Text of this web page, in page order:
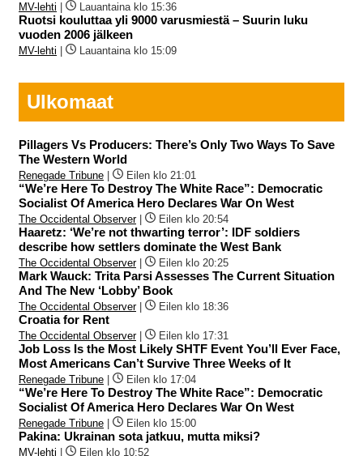
MV-lehti Lauantaina klo 15:36
Ruotsi kouluttaa yli 9000 varusmiestä – Suurin luku
vuoden 2006 jälkeen
MV-lehti Lauantaina klo 15:09
Ulkomaat
Pillagers Vs Producers: There’s Only Two Ways To Save
The Western World
Renegade Tribune Eilen klo 21:01
“We’re Here To Destroy The White Race”: Democratic
Socialist Of America Hero Declares War On West
The Occidental Observer| Eilen klo 20:54
Haaretz: ‘We’re not thwarting terror’: IDF soldiers
describe how settlers dominate the West Bank
The Occidental Observer| Eilen klo 20:25
Mark Wauck: Trita Parsi Assesses The Current Situation
And The New ‘Lobby’ Book
The Occidental Observer| Eilen klo 18:36
Croatia for Rent
The Occidental Observer| Eilen klo 17:31
Job Loss Is the Most Likely SHTF Event You’ll Ever Face,
Most Americans Can’t Survive Three Weeks of It
Renegade Tribune Eilen klo 17:04
“We’re Here To Destroy The White Race”: Democratic
Socialist Of America Hero Declares War On West
Renegade Tribune Eilen klo 15:00
Pakina: Ukrainan sota jatkuu, mutta miksi?
MV-lehti Eilen klo 10:52